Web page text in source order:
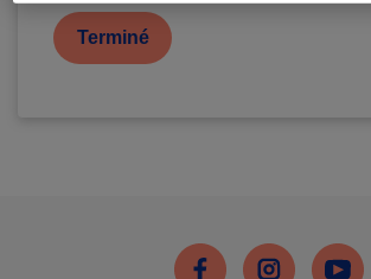
Terminé
FacebookInstagramYoutube